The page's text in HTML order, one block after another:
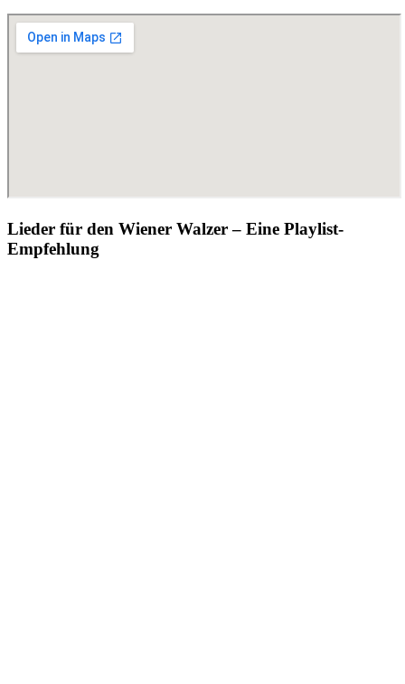
Lieder für den Wiener Walzer – Eine Playlist-
Empfehlung